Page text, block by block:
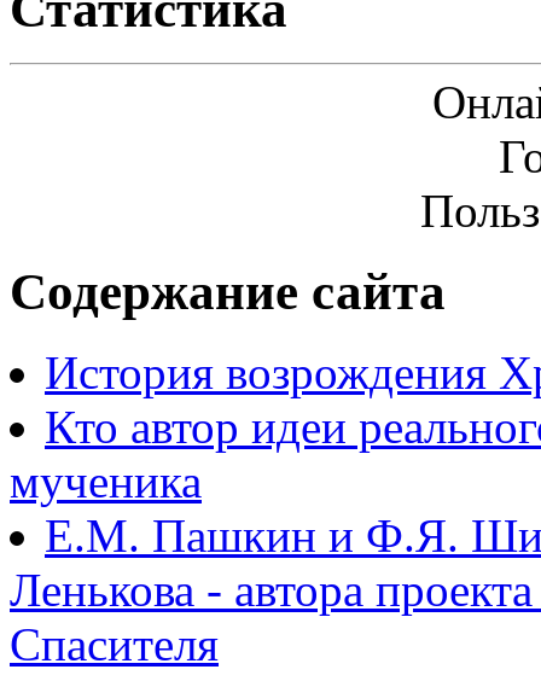
Содержание сайта
История возрождения
Кто автор идеи
мученика
Е.М. Пашкин и Ф.Я.
Ленькова - автора
Спасителя